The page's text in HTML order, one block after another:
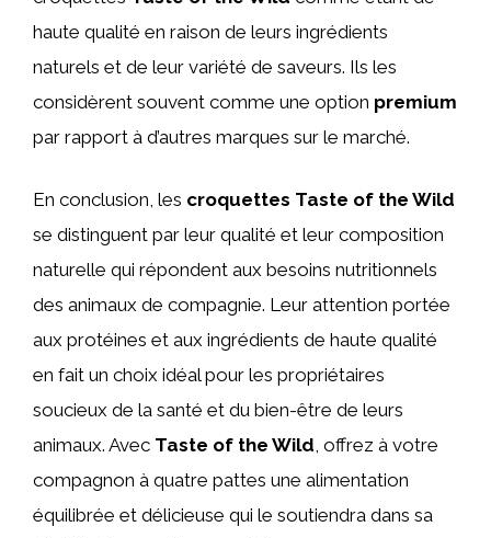
haute qualité en raison de leurs ingrédients
naturels et de leur variété de saveurs. Ils les
considèrent souvent comme une option premium
par rapport à d’autres marques sur le marché.
En conclusion, les croquettes Taste of the Wild
se distinguent par leur qualité et leur composition
naturelle qui répondent aux besoins nutritionnels
des animaux de compagnie. Leur attention portée
aux protéines et aux ingrédients de haute qualité
en fait un choix idéal pour les propriétaires
soucieux de la santé et du bien-être de leurs
animaux. Avec Taste of the Wild, offrez à votre
compagnon à quatre pattes une alimentation
équilibrée et délicieuse qui le soutiendra dans sa